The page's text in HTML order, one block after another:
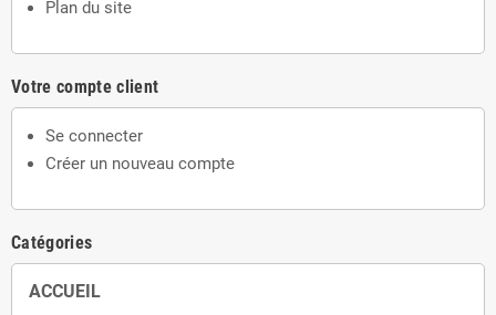
Plan du site
Votre compte client
Se connecter
Créer un nouveau compte
Catégories
ACCUEIL